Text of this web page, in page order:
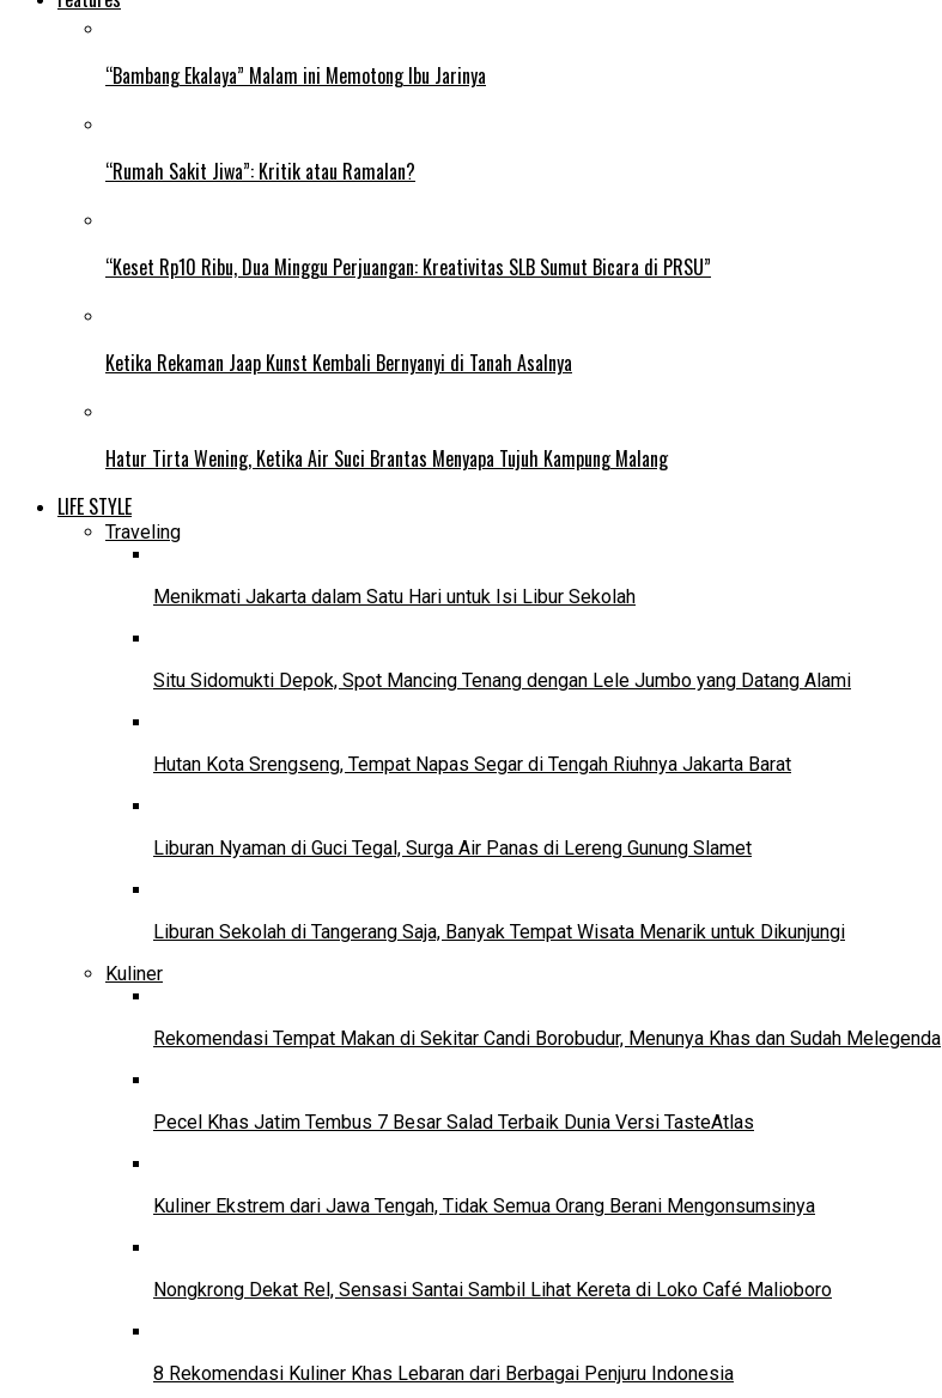
“Bambang Ekalaya” Malam ini Memotong Ibu Jarinya
“Rumah Sakit Jiwa”: Kritik atau Ramalan?
“Keset Rp10 Ribu, Dua Minggu Perjuangan: Kreativitas SLB Sumut Bicara di PRSU”
Ketika Rekaman Jaap Kunst Kembali Bernyanyi di Tanah Asalnya
Hatur Tirta Wening, Ketika Air Suci Brantas Menyapa Tujuh Kampung Malang
LIFE STYLE
Traveling
Menikmati Jakarta dalam Satu Hari untuk Isi Libur Sekolah
Situ Sidomukti Depok, Spot Mancing Tenang dengan Lele Jumbo yang Datang Alami
Hutan Kota Srengseng, Tempat Napas Segar di Tengah Riuhnya Jakarta Barat
Liburan Nyaman di Guci Tegal, Surga Air Panas di Lereng Gunung Slamet
Liburan Sekolah di Tangerang Saja, Banyak Tempat Wisata Menarik untuk Dikunjungi
Kuliner
Rekomendasi Tempat Makan di Sekitar Candi Borobudur, Menunya Khas dan Sudah Melegenda
Pecel Khas Jatim Tembus 7 Besar Salad Terbaik Dunia Versi TasteAtlas
Kuliner Ekstrem dari Jawa Tengah, Tidak Semua Orang Berani Mengonsumsinya
Nongkrong Dekat Rel, Sensasi Santai Sambil Lihat Kereta di Loko Café Malioboro
8 Rekomendasi Kuliner Khas Lebaran dari Berbagai Penjuru Indonesia